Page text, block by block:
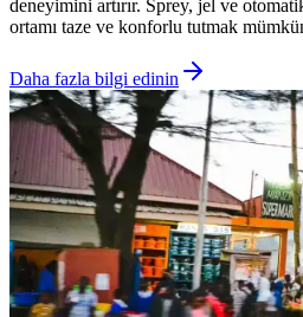
deneyimini artırır. Sprey, jel ve
ortamı taze ve konforlu tutmak
Daha fazla bilgi edinin